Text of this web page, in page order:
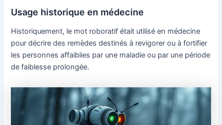
Usage historique en médecine
Historiquement, le mot roboratif était utilisé en médecine
pour décrire des remèdes destinés à revigorer ou à fortifier
les personnes affaiblies par une maladie ou par une période
de faiblesse prolongée.